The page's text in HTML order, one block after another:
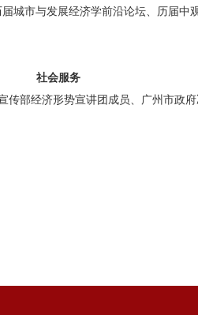
城市与发展经济学前沿论坛、 历届中
社会服务
部经济形势宣讲团成员、广州市政